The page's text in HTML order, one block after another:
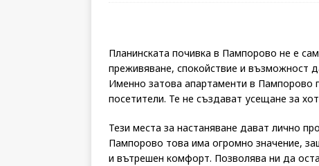
Планинската почивка в Пампорово не е
преживяване, спокойствие и възможност
Именно затова апартаменти в Пампорово
посетители. Те не създават усещане за
Тези места за настаняване дават лично
Пампорово това има огромно значение,
и вътрешен комфорт. Позволява ни да